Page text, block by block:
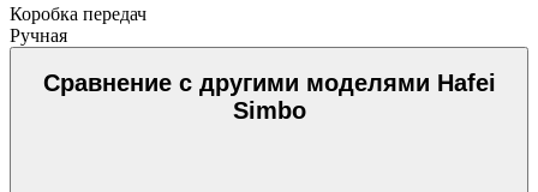
Коробка передач
Ручная
Сравнение с другими моделями Hafei
Simbo